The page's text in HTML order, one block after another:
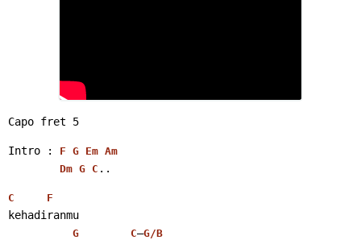
Capo fret 5
Intro : F G Em Am
Dm G C ..
C F
kehadiranmu
G C–G/B